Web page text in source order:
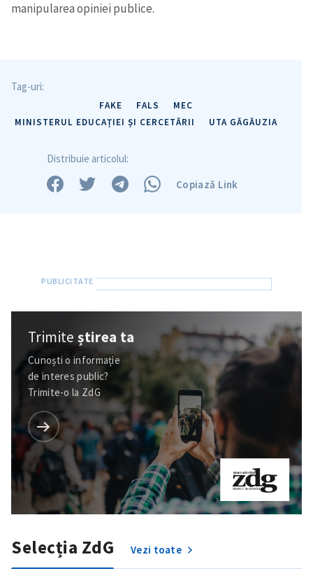
Trimite o informație
Despre ZdG
in English
на русском
manipularea opiniei publice.
Tag-uri:
FAKE FALS
MEC
MINISTERUL EDUCAȚIEI ȘI CERCETĂRII
UTA GĂGĂUZIA
Distribuie articolul:
Copiază Link
Trimiteștirea ta
Cunoști o informație
de interes public?
Trimite-o la ZdG
Selecția ZdG Vezi toate